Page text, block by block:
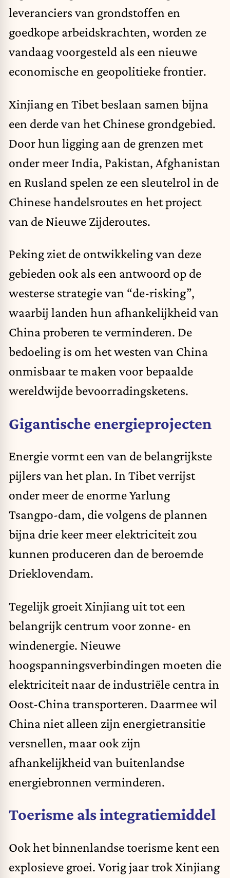
leveranciers van grondstoffen en
goedkope arbeidskrachten, worden ze
vandaag voorgesteld als een nieuwe
economische en geopolitieke frontier.
Xinjiang en Tibet beslaan samen bijna
een derde van het Chinese grondgebied.
Door hun ligging aan de grenzen met
onder meer India, Pakistan, Afghanistan
en Rusland spelen ze een sleutelrol in de
Chinese handelsroutes en het project
van de Nieuwe Zijderoutes.
Peking ziet de ontwikkeling van deze
gebieden ook als een antwoord op de
westerse strategie van “de-risking”,
waarbij landen hun afhankelijkheid van
China proberen te verminderen. De
bedoeling is om het westen van China
onmisbaar te maken voor bepaalde
wereldwijde bevoorradingsketens.
Gigantische energieprojecten
Energie vormt een van de belangrijkste
pijlers van het plan. In Tibet verrijst
onder meer de enorme Yarlung
Tsangpo-dam, die volgens de plannen
bijna drie keer meer elektriciteit zou
kunnen produceren dan de beroemde
Drieklovendam.
Tegelijk groeit Xinjiang uit tot een
belangrijk centrum voor zonne- en
windenergie. Nieuwe
hoogspanningsverbindingen moeten die
elektriciteit naar de industriële centra in
Oost-China transporteren. Daarmee wil
China niet alleen zijn energietransitie
versnellen, maar ook zijn
afhankelijkheid van buitenlandse
energiebronnen verminderen.
Toerisme als integratiemiddel
Ook het binnenlandse toerisme kent een
explosieve groei. Vorig jaar trok Xinjiang